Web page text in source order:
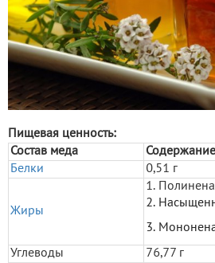
Пищевая ценность:
Состав меда
Белки
0,51 г
Жиры
1.
2.
3.
Углеводы
76,77 г